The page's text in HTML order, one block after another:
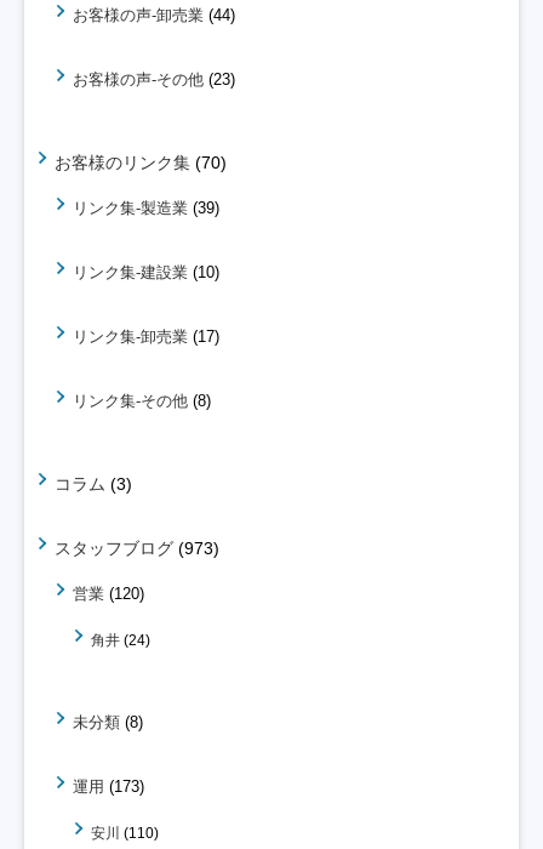
お客様の声-卸売業 (44)
お客様の声-その他 (23)
お客様のリンク集 (70)
リンク集-製造業 (39)
リンク集-建設業 (10)
リンク集-卸売業 (17)
リンク集-その他 (8)
コラム (3)
スタッフブログ (973)
営業 (120)
角井 (24)
未分類 (8)
運用 (173)
安川 (110)